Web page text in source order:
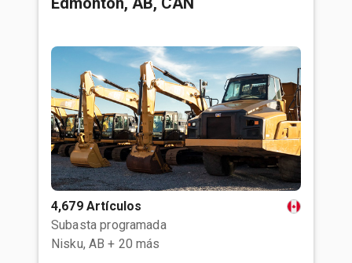
4,679 Artículos
Subasta programada
Nisku, AB + 20 más